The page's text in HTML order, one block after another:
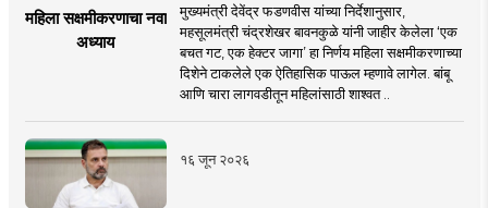
महिला सक्षमीकरणाचा नवा
अध्याय
मुख्यमंत्री देवेंद्र फडणवीस यांच्या निर्देशानुसार,
महसूलमंत्री चंद्रशेखर बावनकुळे यांनी जाहीर केलेला ‘एक
बचत गट, एक हेक्टर जागा’ हा निर्णय महिला सक्षमीकरणाच्या
दिशेने टाकलेले एक ऐतिहासिक पाऊल म्हणावे लागेल. बांबू
आणि चारा लागवडीतून महिलांसाठी शाश्वत ..
१६ जून २०२६